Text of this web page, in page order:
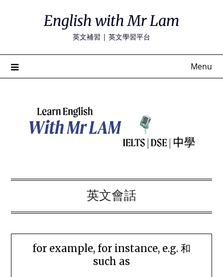
English with Mr Lam
英文補習 | 英文學習平台
Menu
英文會話
for example, for instance, e.g. 和
such as